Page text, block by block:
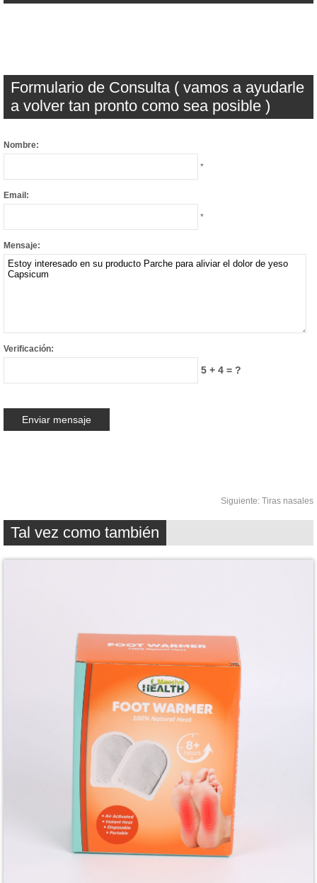
Formulario de Consulta ( vamos a ayudarle
a volver tan pronto como sea posible )
Nombre:
*
Email:
*
Mensaje:
Verificación:
5 + 4 = ?
Siguiente: Tiras nasales
Tal vez como también